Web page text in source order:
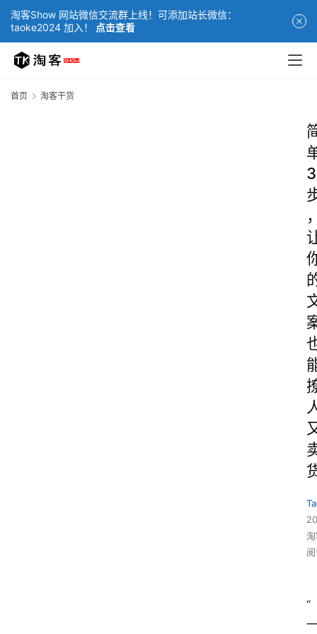
淘客Show 网站微信交流群上线！可添加站长微信：
taoke2024 加入！
点击查看
首页 淘客干货
3
“
一